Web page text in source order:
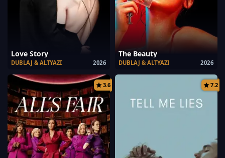
Love Story
2026
DUBLAJ & ALTYAZI
The Beauty
2026
DUBLAJ & ALTYAZI
3.6 7.2